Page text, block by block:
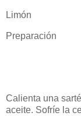
Limón
Preparación
Calienta una
aceite. Sofríe la